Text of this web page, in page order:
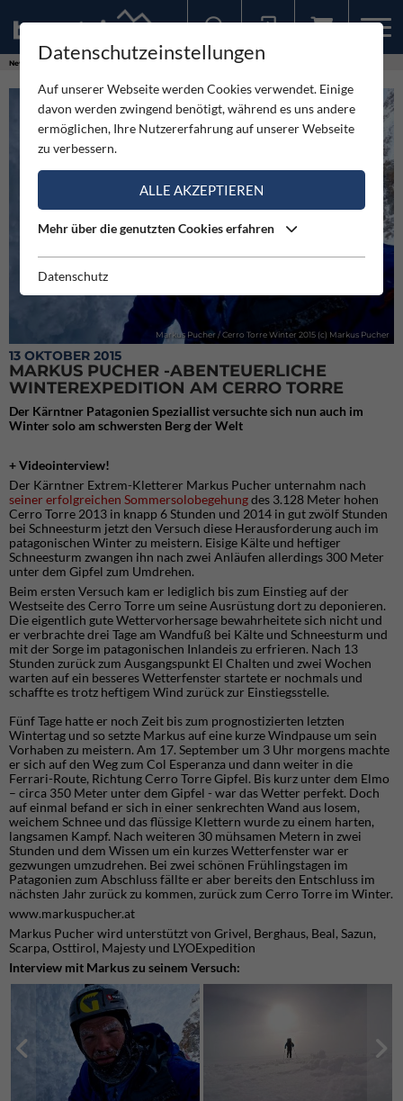
News Markus Pucher -Abenteuerliche Winterexpedition am Cerro Torre
Markus Pucher / Cerro Torre Winter 2015 (c) Markus Pucher
13 OKTOBER 2015
MARKUS PUCHER -ABENTEUERLICHE
WINTEREXPEDITION AM CERRO TORRE
Der Kärntner Patagonien Speziallist versuchte sich nun auch im
Winter solo am schwersten Berg der Welt
+ Videointerview!
Der Kärntner Extrem-Kletterer Markus Pucher unternahm nach
seiner erfolgreichen Sommersolobegehungdes 3.128 Meter hohen
Cerro Torre 2013 in knapp 6 Stunden und 2014 in gut zwölf Stunden
bei Schneesturm jetzt den Versuch diese Herausforderung auch im
patagonischen Winter zu meistern. Eisige Kälte und heftiger
Schneesturm zwangen ihn nach zwei Anläufen allerdings 300 Meter
unter dem Gipfel zum Umdrehen.
Beim ersten Versuch kam er lediglich bis zum Einstieg auf der
Westseite des Cerro Torre um seine Ausrüstung dort zu deponieren.
Die eigentlich gute Wettervorhersage bewahrheitete sich nicht und
er verbrachte drei Tage am Wandfuß bei Kälte und Schneesturm und
mit der Sorge im patagonischen Inlandeis zu erfrieren. Nach 13
Stunden zurück zum Ausgangspunkt El Chalten und zwei Wochen
warten auf ein besseres Wetterfenster startete er nochmals und
schaffte es trotz heftigem Wind zurück zur Einstiegsstelle.
Fünf Tage hatte er noch Zeit bis zum prognostizierten letzten
Wintertag und so setzte Markus auf eine kurze Windpause um sein
Vorhaben zu meistern. Am 17. September um 3 Uhr morgens machte
er sich auf den Weg zum Col Esperanza und dann weiter in die
Ferrari-Route, Richtung Cerro Torre Gipfel. Bis kurz unter dem Elmo
– circa 350 Meter unter dem Gipfel - war das Wetter perfekt. Doch
auf einmal befand er sich in einer senkrechten Wand aus losem,
weichem Schnee und das flüssige Klettern wurde zu einem harten,
langsamen Kampf. Nach weiteren 30 mühsamen Metern in zwei
Stunden und dem Wissen um ein kurzes Wetterfenster war er
gezwungen umzudrehen. Bei zwei schönen Frühlingstagen im
Patagonien zum Abschluss fällte er aber bereits den Entschluss im
nächsten Jahr zurück zu kommen, zurück zum Cerro Torre im Winter.
www.markuspucher.at
Markus Pucher wird unterstützt von Grivel, Berghaus, Beal, Sazun,
Scarpa, Osttirol, Majesty und LYOExpedition
Interview mit Markus zu seinem Versuch:
Datenschutzeinstellungen
Auf unserer Webseite werden Cookies verwendet. Einige
davon werden zwingend benötigt, während es uns andere
ermöglichen, Ihre Nutzererfahrung auf unserer Webseite
zu verbessern.
ALLE AKZEPTIEREN
Mehr über die genutzten Cookies erfahren
Datenschutz